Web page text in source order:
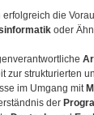
erfolgreich die
oder
zur strukturierten
im Umgang mit
der